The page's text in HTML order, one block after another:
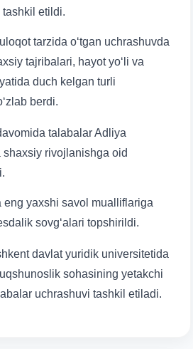
etildi.
tarzida o‘tgan uchrashuvda
tajribalari, hayot yo‘li va
duch kelgan turli
berdi.
talabalar Adliya
rivojlanishga oid
eng yaxshi savol mualliflariga
sovg‘alari topshirildi.
davlat yuridik universitetida
sohasining yetakchi
uchrashuvi tashkil etiladi.